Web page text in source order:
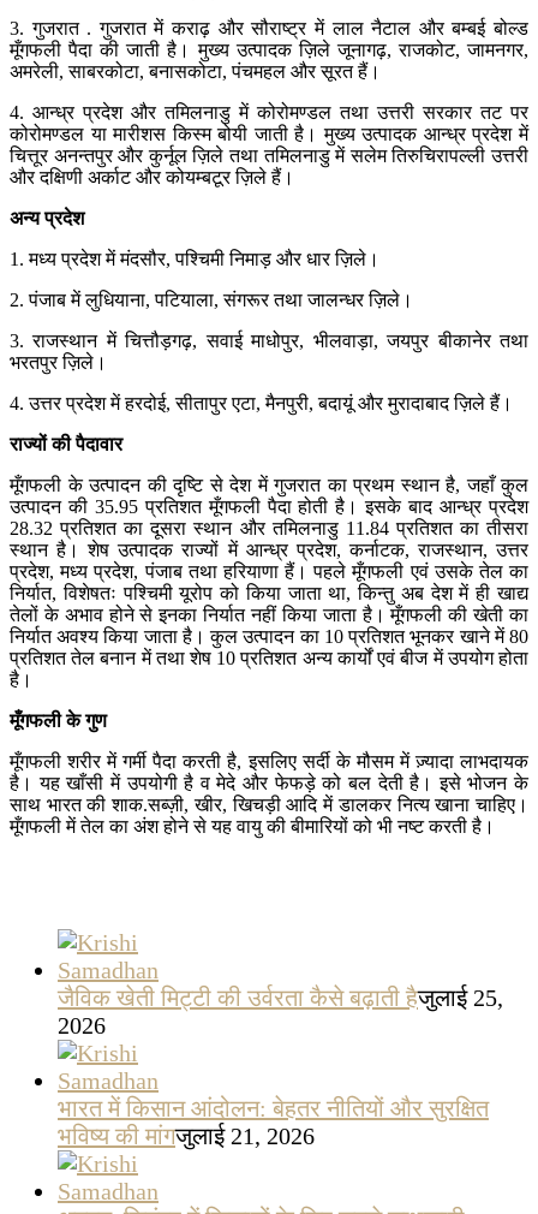
3. गुजरात . गुजरात में कराढ़ और सौराष्ट्र में लाल नैटाल और बम्बई बोल्ड
मूँगफली पैदा की जाती है। मुख्य उत्पादक ज़िले जूनागढ़, राजकोट, जामनगर,
अमरेली, साबरकोटा, बनासकोटा, पंचमहल और सूरत हैं।
4. आन्ध्र प्रदेश और तमिलनाडु में कोरोमण्डल तथा उत्तरी सरकार तट पर
कोरोमण्डल या मारीशस किस्म बोयी जाती है। मुख्य उत्पादक आन्ध्र प्रदेश में
चित्तूर अनन्तपुर और कुर्नूल ज़िले तथा तमिलनाडु में सलेम तिरुचिरापल्ली उत्तरी
और दक्षिणी अर्काट और कोयम्बटूर ज़िले हैं।
अन्य प्रदेश
1. मध्य प्रदेश में मंदसौर, पश्चिमी निमाड़ और धार ज़िले।
2. पंजाब में लुधियाना, पटियाला, संगरूर तथा जालन्धर ज़िले।
3. राजस्थान में चित्तौड़गढ़, सवाई माधोपुर, भीलवाड़ा, जयपुर बीकानेर तथा
भरतपुर ज़िले।
4. उत्तर प्रदेश में हरदोई, सीतापुर एटा, मैनपुरी, बदायूं और मुरादाबाद ज़िले हैं।
राज्यों की पैदावार
मूँगफली के उत्पादन की दृष्टि से देश में गुजरात का प्रथम स्थान है, जहाँ कुल
उत्पादन की 35.95 प्रतिशत मूँगफली पैदा होती है। इसके बाद आन्ध्र प्रदेश
28.32 प्रतिशत का दूसरा स्थान और तमिलनाडु 11.84 प्रतिशत का तीसरा
स्थान है। शेष उत्पादक राज्यों में आन्ध्र प्रदेश, कर्नाटक, राजस्थान, उत्तर
प्रदेश, मध्य प्रदेश, पंजाब तथा हरियाणा हैं। पहले मूँगफली एवं उसके तेल का
निर्यात, विशेषतः पश्चिमी यूरोप को किया जाता था, किन्तु अब देश में ही खाद्य
तेलों के अभाव होने से इनका निर्यात नहीं किया जाता है। मूँगफली की खेती का
निर्यात अवश्य किया जाता है। कुल उत्पादन का 10 प्रतिशत भूनकर खाने में 80
प्रतिशत तेल बनान में तथा शेष 10 प्रतिशत अन्य कार्यों एवं बीज में उपयोग होता
है।
मूँगफली के गुण
मूँगफली शरीर में गर्मी पैदा करती है, इसलिए सर्दी के मौसम में ज़्यादा लाभदायक
है। यह खाँसी में उपयोगी है व मेदे और फेफड़े को बल देती है। इसे भोजन के
साथ भारत की शाक.सब्ज़ी, खीर, खिचड़ी आदि में डालकर नित्य खाना चाहिए।
मूँगफली में तेल का अंश होने से यह वायु की बीमारियों को भी नष्ट करती है।
जैविक खेती मिट्टी की उर्वरता कैसे बढ़ाती हैजुलाई 25,
2026
भारत में किसान आंदोलन: बेहतर नीतियों और सुरक्षित
भविष्य की मांगजुलाई 21, 2026